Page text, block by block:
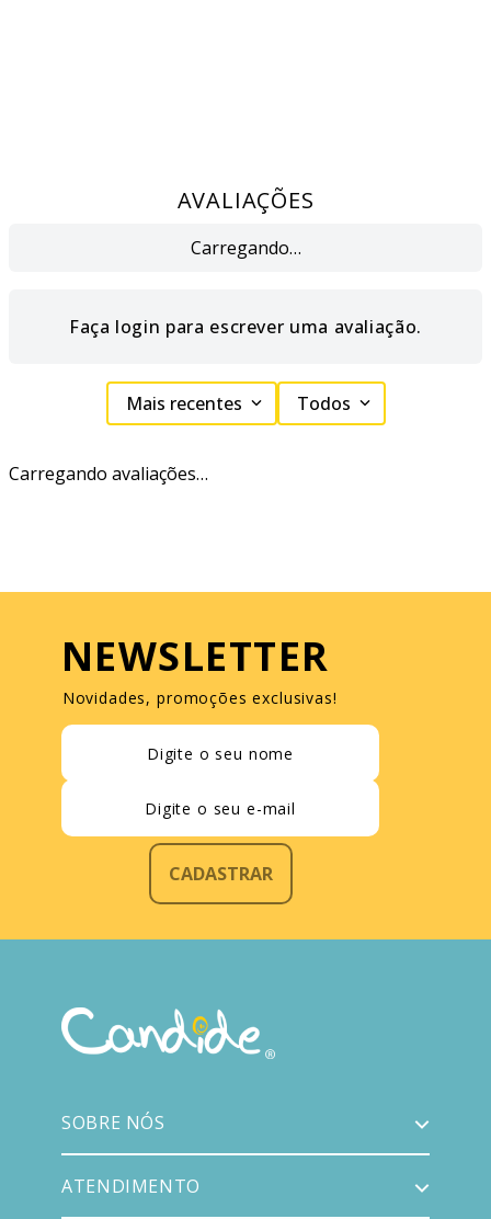
AVALIAÇÕES
Carregando…
Faça login para escrever uma avaliação.
Mais recentes Todos
Carregando avaliações…
NEWSLETTER
Novidades, promoções exclusivas!
CADASTRAR
SOBRE NÓS
ATENDIMENTO